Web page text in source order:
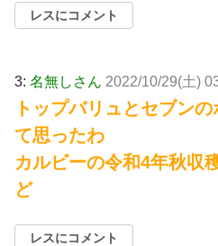
レスにコメント
3: 名無しさん 2022/10/29(土)
トップバリュとセブン
て思ったわ
カルビーの令和4年秋収
ど
レスにコメント